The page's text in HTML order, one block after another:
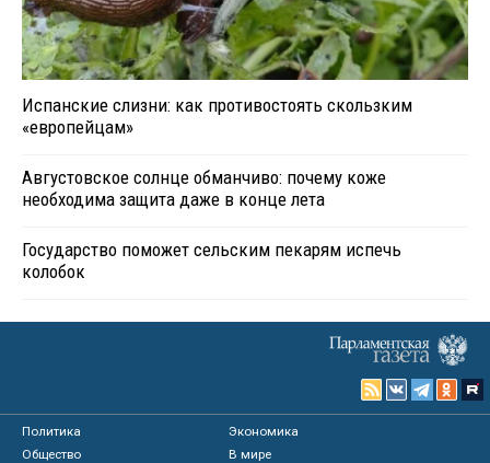
Испанские слизни: как противостоять скользким
«европейцам»
Августовское солнце обманчиво: почему коже
необходима защита даже в конце лета
Государство поможет сельским пекарям испечь
колобок
Политика
Экономика
Общество
В мире